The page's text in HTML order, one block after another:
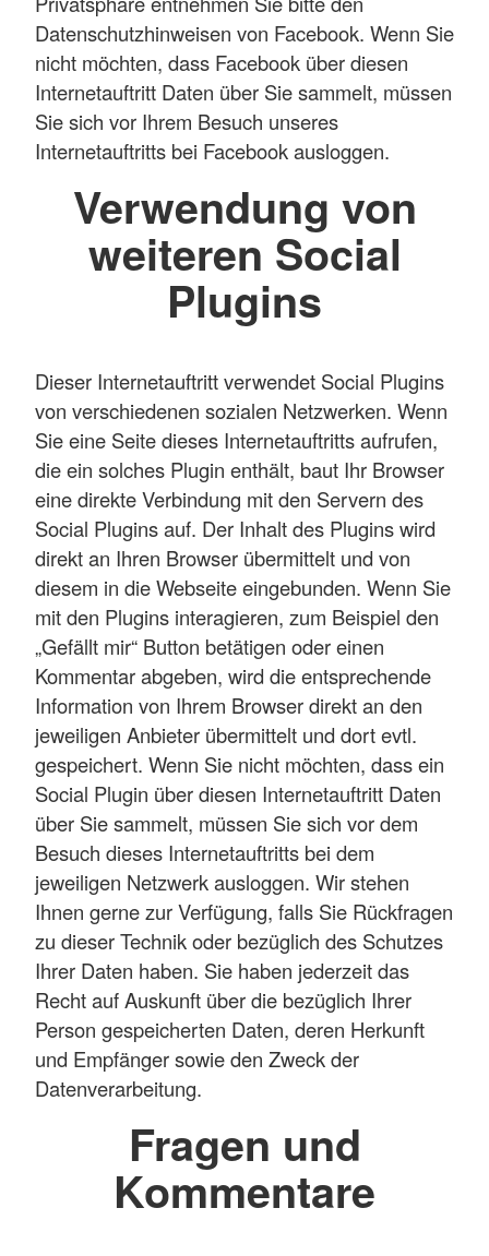
Datenschutzhinweisen von Facebook. Wenn Sie
nicht möchten, dass Facebook über diesen
Internetauftritt Daten über Sie sammelt, müssen
Sie sich vor Ihrem Besuch unseres
Internetauftritts bei Facebook ausloggen.
Verwendung von
weiteren Social
Plugins
Dieser Internetauftritt verwendet Social Plugins
von verschiedenen sozialen Netzwerken. Wenn
Sie eine Seite dieses Internetauftritts aufrufen,
die ein solches Plugin enthält, baut Ihr Browser
eine direkte Verbindung mit den Servern des
Social Plugins auf. Der Inhalt des Plugins wird
direkt an Ihren Browser übermittelt und von
diesem in die Webseite eingebunden. Wenn Sie
mit den Plugins interagieren, zum Beispiel den
„Gefällt mir“ Button betätigen oder einen
Kommentar abgeben, wird die entsprechende
Information von Ihrem Browser direkt an den
jeweiligen Anbieter übermittelt und dort evtl.
gespeichert. Wenn Sie nicht möchten, dass ein
Social Plugin über diesen Internetauftritt Daten
über Sie sammelt, müssen Sie sich vor dem
Besuch dieses Internetauftritts bei dem
jeweiligen Netzwerk ausloggen. Wir stehen
Ihnen gerne zur Verfügung, falls Sie Rückfragen
zu dieser Technik oder bezüglich des Schutzes
Ihrer Daten haben. Sie haben jederzeit das
Recht auf Auskunft über die bezüglich Ihrer
Person gespeicherten Daten, deren Herkunft
und Empfänger sowie den Zweck der
Datenverarbeitung.
Fragen und
Kommentare